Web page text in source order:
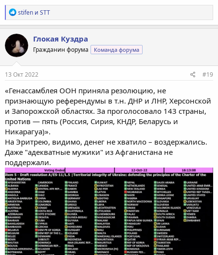
Р
е
а
к
ц
и
и
:
stifen и STT
Глокая Куздра
Гражданин форума Команда форума
13 Окт 2022 #19
«Генассамблея ООН приняла резолюцию, не
признающую референдумы в т.н. ДНР и ЛНР, Херсонской
и Запорожской областях. За проголосовало 143 страны,
против — пять (Россия, Сирия, КНДР, Беларусь и
Никарагуа)».
На Эритрею, видимо, денег не хватило – воздержались.
Даже "адекватные мужики" из Афганистана не
поддержали.